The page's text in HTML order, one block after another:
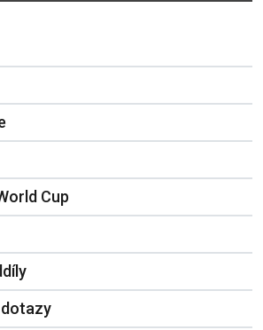
Cup
dotazy